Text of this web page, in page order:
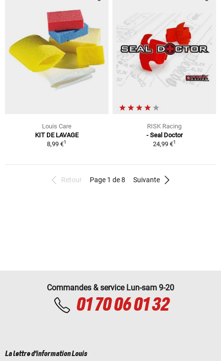
Louis Care
KIT DE LAVAGE
8,99 €1
RISK Racing
- Seal Doctor
24,99 €1
Retour Page 1 de 8 Suivante
Commandes & service Lun-sam 9-20
01 70 06 01 32
La lettre d'information Louis